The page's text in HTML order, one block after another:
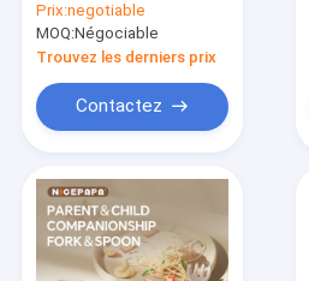
Imitation du pouce
anti-étouffement
Suceur de sécurité 3-
6 bouches
Prix:negotiable
MOQ:Négociable
Trouvez les derniers prix
Contactez